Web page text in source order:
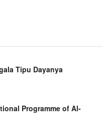
Tipu Dayanya
Programme of Al-